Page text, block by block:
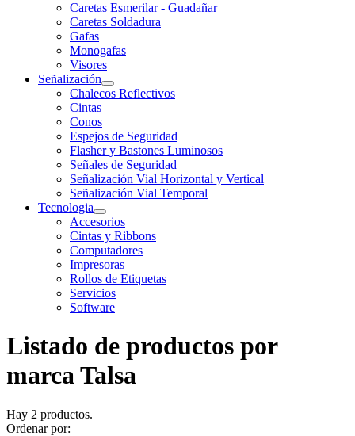
Caretas Esmerilar - Guadañar
Caretas Soldadura
Gafas
Monogafas
Visores
Señalización
Chalecos Reflectivos
Cintas
Conos
Espejos de Seguridad
Flasher y Bastones Luminosos
Señales de Seguridad
Señalización Vial Horizontal y Vertical
Señalización Vial Temporal
Tecnologia
Accesorios
Cintas y Ribbons
Computadores
Impresoras
Rollos de Etiquetas
Servicios
Software
Listado de productos por
marca Talsa
Hay 2 productos.
Ordenar por: